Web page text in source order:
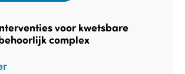
voor kwetsbare
complex